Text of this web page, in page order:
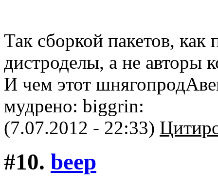
Так сборкой пакетов,
дистроделы, а не авторы
И чем этот
мудрено: biggrin:
(7.07.2012 - 22:33)
#10. beep